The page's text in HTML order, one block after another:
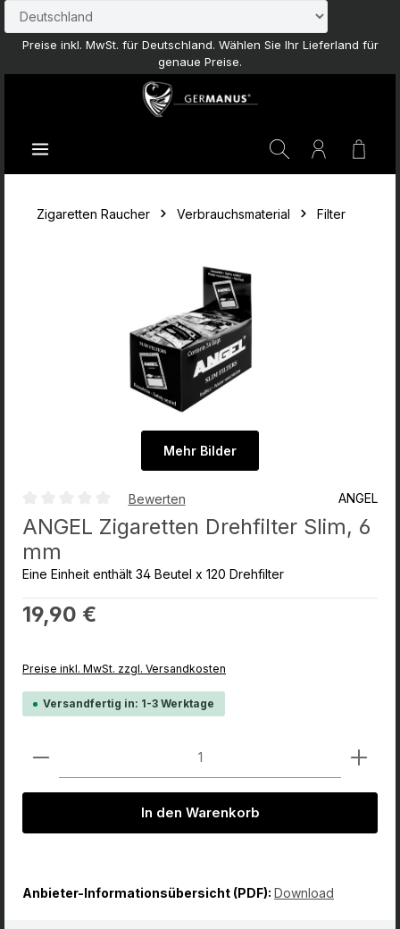
Zum Hauptinhalt springen
Preise inkl. MwSt. für Deutschland. Wählen Sie Ihr Lieferland für
genaue Preise.
Zigaretten Raucher Verbrauchsmaterial Filter
Mehr Bilder
Durchschnittliche Bewertung von 0 von 5 Sternen
Bewerten ANGEL
ANGEL Zigaretten Drehfilter Slim, 6
mm
Eine Einheit enthält 34 Beutel x 120 Drehfilter
Regulärer Preis:
19,90 €
Preise inkl. MwSt. zzgl. Versandkosten
Versandfertig in: 1-3 Werktage
Produkt Anzahl: Gib den gewünschten Wert ein
In den Warenkorb
Anbieter-Informationsübersicht (PDF): Download